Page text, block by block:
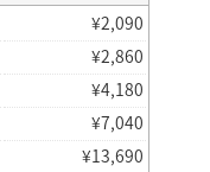
¥2,090
¥2,860
¥4,180
¥7,040
¥13,690